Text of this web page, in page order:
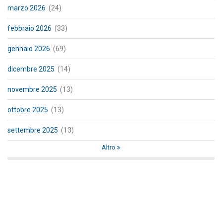
marzo 2026 (24)
febbraio 2026 (33)
gennaio 2026 (69)
dicembre 2025 (14)
novembre 2025 (13)
ottobre 2025 (13)
settembre 2025 (13)
Altro